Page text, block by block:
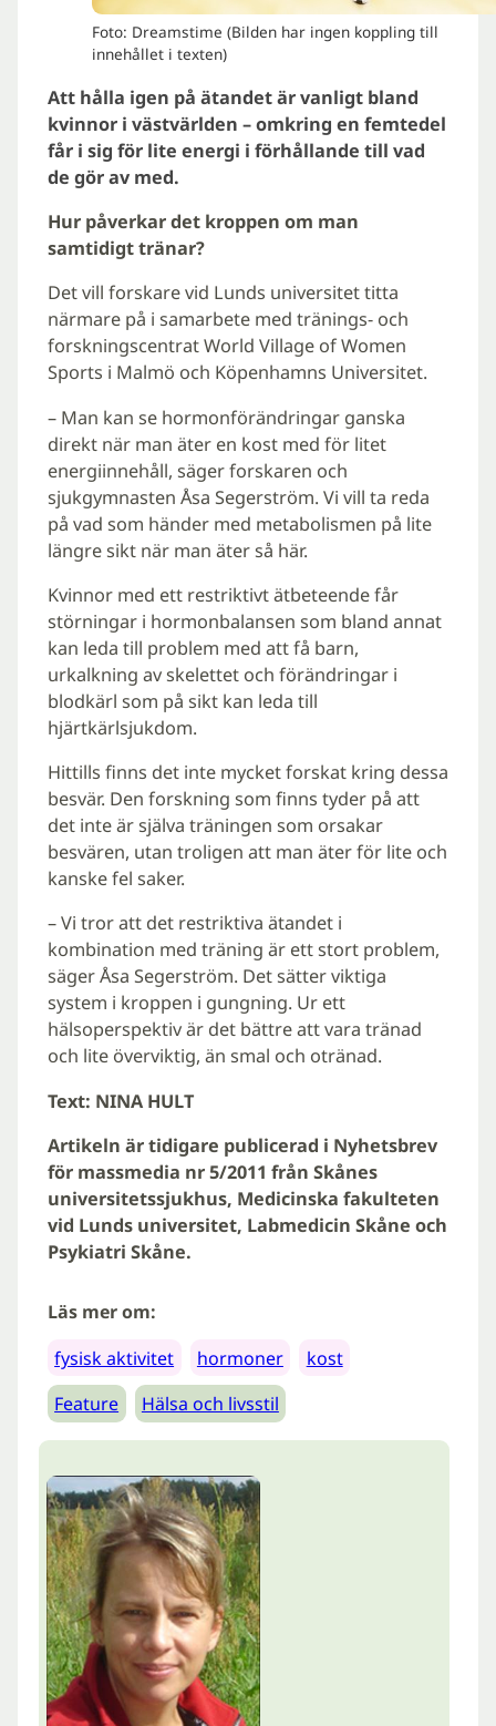
Foto: Dreamstime (Bilden har ingen koppling till
innehållet i texten)
Att hålla igen på ätandet är vanligt bland
kvinnor i västvärlden – omkring en femtedel
får i sig för lite energi i förhållande till vad
de gör av med.
Hur påverkar det kroppen om man
samtidigt tränar?
Det vill forskare vid Lunds universitet titta
närmare på i samarbete med tränings- och
forskningscentrat World Village of Women
Sports i Malmö och Köpenhamns Universitet.
– Man kan se hormonförändringar ganska
direkt när man äter en kost med för litet
energiinnehåll, säger forskaren och
sjukgymnasten Åsa Segerström. Vi vill ta reda
på vad som händer med metabolismen på lite
längre sikt när man äter så här.
Kvinnor med ett restriktivt ätbeteende får
störningar i hormonbalansen som bland annat
kan leda till problem med att få barn,
urkalkning av skelettet och förändringar i
blodkärl som på sikt kan leda till
hjärtkärlsjukdom.
Hittills finns det inte mycket forskat kring dessa
besvär. Den forskning som finns tyder på att
det inte är själva träningen som orsakar
besvären, utan troligen att man äter för lite och
kanske fel saker.
– Vi tror att det restriktiva ätandet i
kombination med träning är ett stort problem,
säger Åsa Segerström. Det sätter viktiga
system i kroppen i gungning. Ur ett
hälsoperspektiv är det bättre att vara tränad
och lite överviktig, än smal och otränad.
Text: NINA HULT
Artikeln är tidigare publicerad i Nyhetsbrev
för massmedia nr 5/2011 från Skånes
universitetssjukhus, Medicinska fakulteten
vid Lunds universitet, Labmedicin Skåne och
Psykiatri Skåne.
Läs mer om:
fysisk aktivitet
hormoner
kost
Feature
Hälsa och livsstil